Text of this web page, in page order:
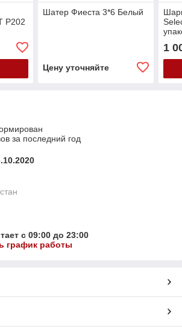
P202
Шатер Фиеста 3*6 Белый
Цену уточняйте
1
за последний год
с 09:00 до 23:00
график работы